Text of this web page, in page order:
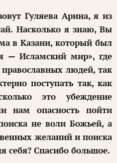
Гуляева Арина, я из
Насколько я знаю, Вы
в Казани, который был
— Исламский мир», где
людей, так
поступать так, как
это убеждение
нам опасность пойти
не воли Божьей, а
желаний и поиска
себя? Спасибо большое.